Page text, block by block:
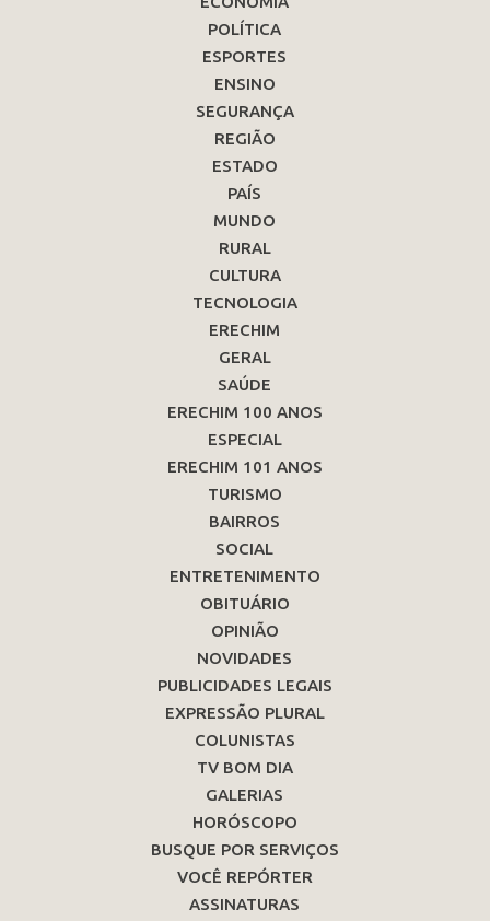
POLÍTICA
ESPORTES
ENSINO
SEGURANÇA
REGIÃO
ESTADO
PAÍS
MUNDO
RURAL
CULTURA
TECNOLOGIA
ERECHIM
GERAL
SAÚDE
ERECHIM 100 ANOS
ESPECIAL
ERECHIM 101 ANOS
TURISMO
BAIRROS
SOCIAL
ENTRETENIMENTO
OBITUÁRIO
OPINIÃO
NOVIDADES
PUBLICIDADES LEGAIS
EXPRESSÃO PLURAL
COLUNISTAS
TV BOM DIA
GALERIAS
HORÓSCOPO
BUSQUE POR SERVIÇOS
VOCÊ REPÓRTER
ASSINATURAS